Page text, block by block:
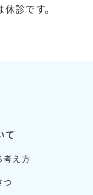
診です。
て
考え方
つ